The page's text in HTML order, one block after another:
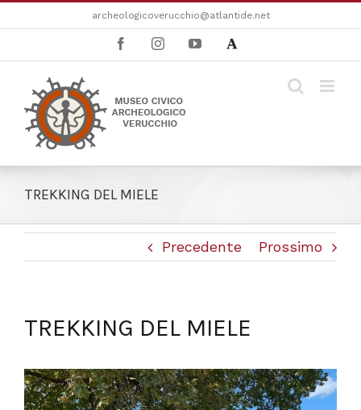
al
archeologicoverucchio@atlantide.net
FacebookInstagramYouTubeAcademia
TREKKING DEL MIELE
Precedente Prossimo
TREKKING DEL MIELE